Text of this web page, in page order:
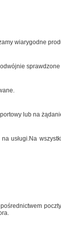
wiarygodne
sprawdzone
lub na
usługi.Na